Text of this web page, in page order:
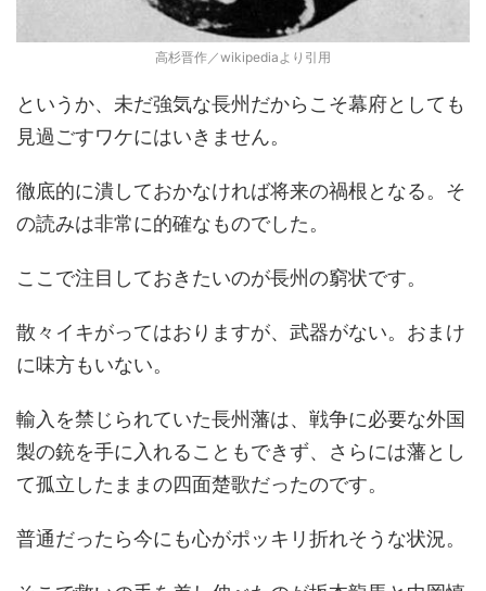
高杉晋作／wikipediaより引用
というか、未だ強気な長州だからこそ幕府としても
見過ごすワケにはいきません。
徹底的に潰しておかなければ将来の禍根となる。そ
の読みは非常に的確なものでした。
ここで注目しておきたいのが長州の窮状です。
散々イキがってはおりますが、武器がない。おまけ
に味方もいない。
輸入を禁じられていた長州藩は、戦争に必要な外国
製の銃を手に入れることもできず、さらには藩とし
て孤立したままの四面楚歌だったのです。
普通だったら今にも心がポッキリ折れそうな状況。